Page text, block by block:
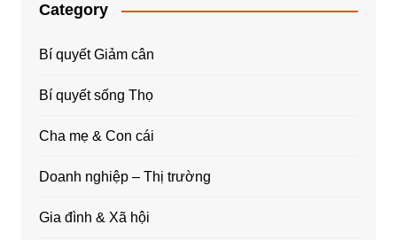
Category
Bí quyết Giảm cân
Bí quyết sống Thọ
Cha mẹ & Con cái
Doanh nghiệp – Thị trường
Gia đình & Xã hội